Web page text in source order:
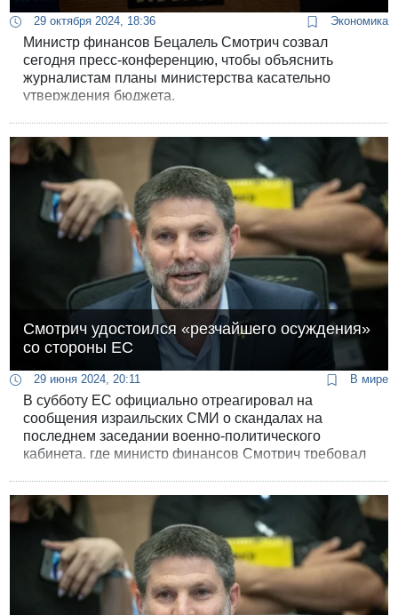
29 октября 2024, 18:36 Экономика
Министр финансов Бецалель Смотрич созвал
сегодня пресс-конференцию, чтобы объяснить
журналистам планы министерства касательно
утверждения бюджета.
Смотрич удостоился «резчайшего осуждения»
со стороны ЕС
29 июня 2024, 20:11 В мире
В субботу ЕС официально отреагировал на
сообщения израильских СМИ о скандалах на
последнем заседании военно-политического
кабинета, где министр финансов Смотрич требовал
перебранку с начальником генштаба Герци Алеви.